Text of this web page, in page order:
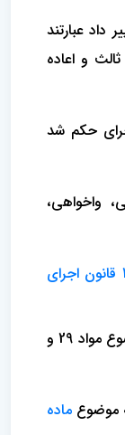
داد عبارتند
و اعاده
حکم شد
واخواهی،
ماده 24 قانون اجرای
ج- رفع اختلاف در مورد حکم صادره موضوع مواد 29 و
ماده